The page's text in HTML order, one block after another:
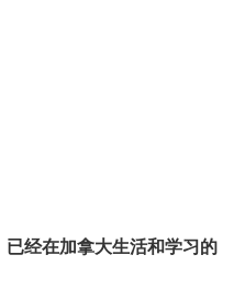
已经在加拿大生活和学习的